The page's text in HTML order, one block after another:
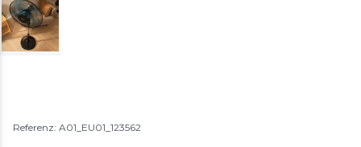
Referenz: A01_EU01_123562